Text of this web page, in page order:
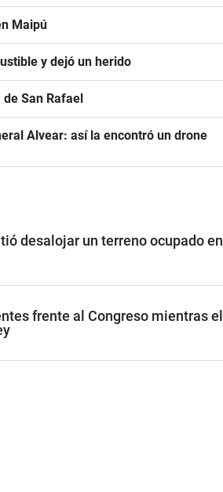
Maipú
y dejó un herido
San Rafael
Alvear: así la encontró un drone
desalojar un terreno ocupado en
frente al Congreso mientras el